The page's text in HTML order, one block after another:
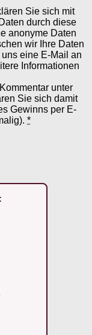
Sie sich mit
durch diese
anonyme Daten
wir Ihre Daten
eine E-Mail an
Informationen
unter
Sie sich damit
Gewinns per E-
*